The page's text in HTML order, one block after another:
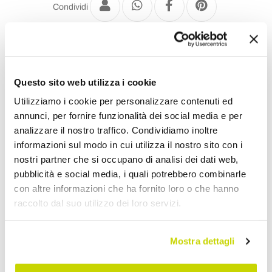
Questo sito web utilizza i cookie
Utilizziamo i cookie per personalizzare contenuti ed
annunci, per fornire funzionalità dei social media e per
analizzare il nostro traffico. Condividiamo inoltre
informazioni sul modo in cui utilizza il nostro sito con i
nostri partner che si occupano di analisi dei dati web,
pubblicità e social media, i quali potrebbero combinarle
con altre informazioni che ha fornito loro o che hanno
raccolto dal suo utilizzo dei loro servizi.
Mostra dettagli
Condividi